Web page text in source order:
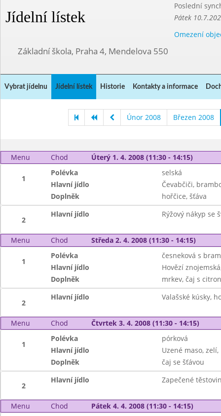
Jídelní lístek
Poslední
Pátek
Omezení
Základní škola, Praha 4, Mendelova 550
Vybrat jídelnu Jídelní lístek Historie Kontakty a informace
Únor 2008 Březen 2008
Menu Chod Úterý 1. 4. 2008 (11:30 - 14:15)
1
Polévka
selská
Hlavní jídlo
Čevabčiči,
Doplněk
hořčice, šťáva
2
Hlavní jídlo Rýžový nákyp se
Menu Chod Středa 2. 4. 2008 (11:30 - 14:15)
1
Polévka
česneková s
Hlavní jídlo
Hovězí
Doplněk
mrkev, čaj s
2
Hlavní jídlo Valašské kúsky,
Menu Chod Čtvrtek 3. 4. 2008 (11:30 - 14:15)
1
Polévka
pórková
Hlavní jídlo
Uzené maso,
Doplněk
čaj se šťávou
2
Hlavní jídlo Zapečené
Menu Chod Pátek 4. 4. 2008 (11:30 - 14:15)